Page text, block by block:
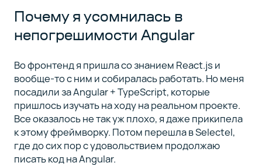
React
собирается
быстрее
9 Вывод
Почему я усомнилась в
непогрешимости Angular
Во фронтенд я пришла со знанием React.js и
вообще-то с ним и собиралась работать. Но меня
посадили за Angular + TypeScript, которые
пришлось изучать на ходу на реальном проекте.
Все оказалось не так уж плохо, я даже прикипела
к этому фреймворку. Потом перешла в Selectel,
где до сих пор с удовольствием продолжаю
писать код на Angular.